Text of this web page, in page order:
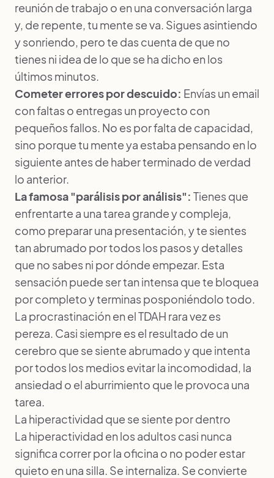
reunión de trabajo o en una conversación larga
y, de repente, tu mente se va. Sigues asintiendo
y sonriendo, pero te das cuenta de que no
tienes ni idea de lo que se ha dicho en los
últimos minutos.
Cometer errores por descuido: Envías un email
con faltas o entregas un proyecto con
pequeños fallos. No es por falta de capacidad,
sino porque tu mente ya estaba pensando en lo
siguiente antes de haber terminado de verdad
lo anterior.
La famosa "parálisis por análisis": Tienes que
enfrentarte a una tarea grande y compleja,
como preparar una presentación, y te sientes
tan abrumado por todos los pasos y detalles
que no sabes ni por dónde empezar. Esta
sensación puede ser tan intensa que te bloquea
por completo y terminas posponiéndolo todo.
La procrastinación en el TDAH rara vez es
pereza. Casi siempre es el resultado de un
cerebro que se siente abrumado y que intenta
por todos los medios evitar la incomodidad, la
ansiedad o el aburrimiento que le provoca una
tarea.
La hiperactividad que se siente por dentro
La hiperactividad en los adultos casi nunca
significa correr por la oficina o no poder estar
quieto en una silla. Se internaliza. Se convierte